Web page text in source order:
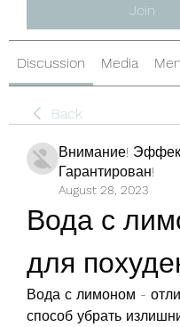
Join
Discussion Media
Back
Внимание!
Гарантирован!
August 28, 2023
Вода с
для
Вода с лимоном -
способ убрать